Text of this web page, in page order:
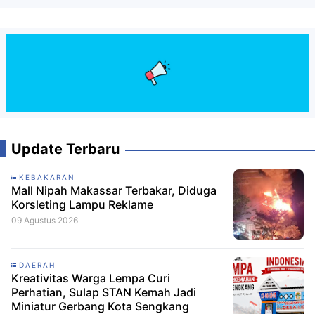
Update Terbaru
KEBAKARAN
Mall Nipah Makassar Terbakar, Diduga
Korsleting Lampu Reklame
09 Agustus 2026
DAERAH
Kreativitas Warga Lempa Curi
Perhatian, Sulap STAN Kemah Jadi
Miniatur Gerbang Kota Sengkang